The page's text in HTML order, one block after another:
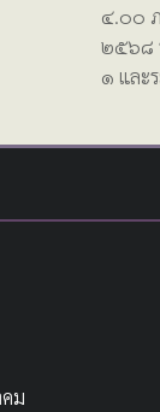
๔.๐๐
๒๕๖๘
๑ และ
คม